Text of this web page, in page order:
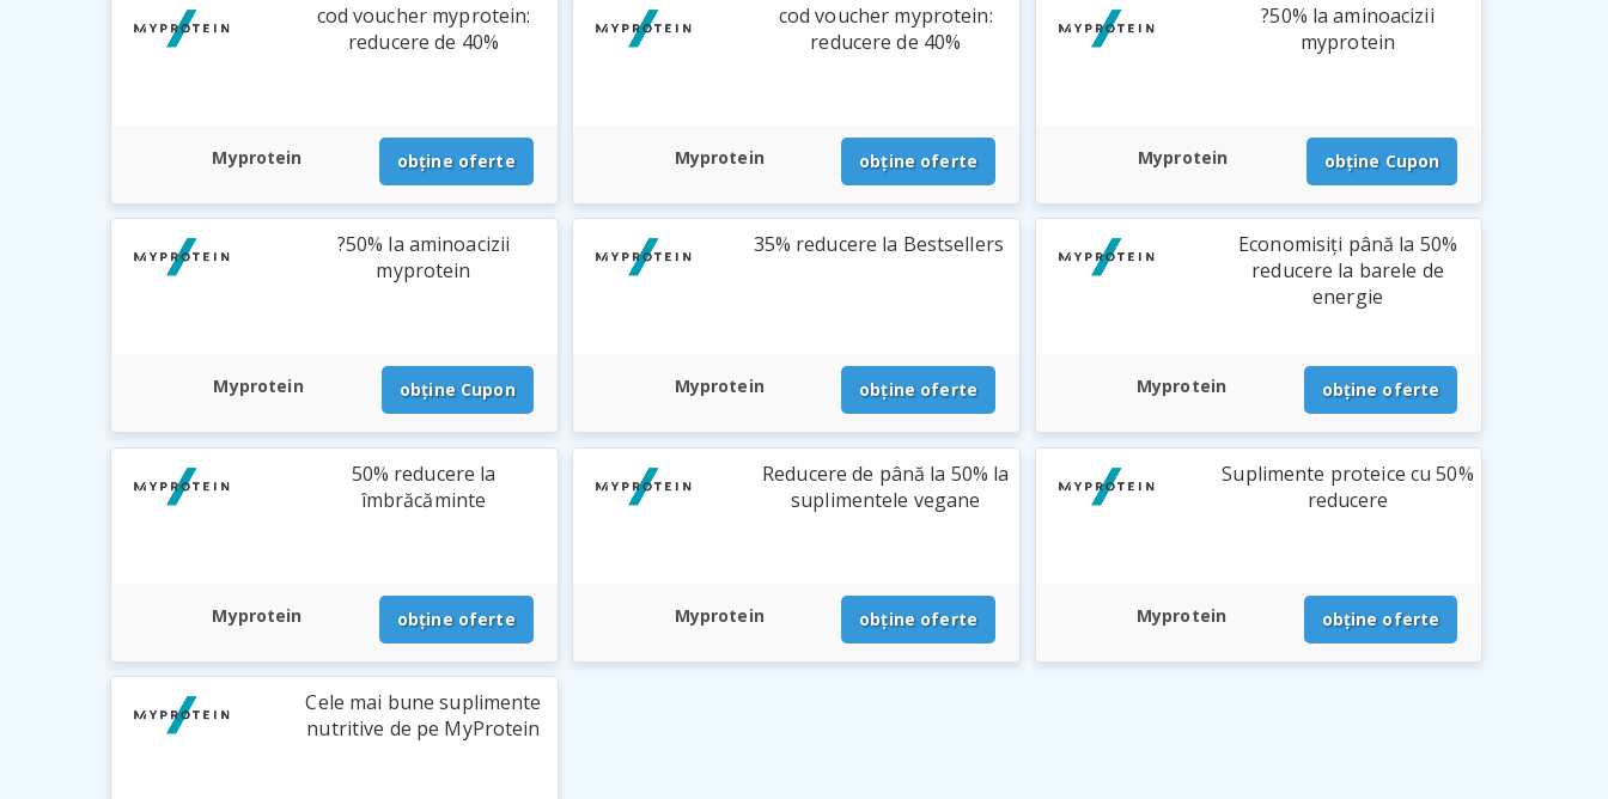
cod voucher myprotein:
reducere de 40%
Myprotein obține oferte
cod voucher myprotein:
reducere de 40%
Myprotein obține oferte
?50% la aminoacizii
myprotein
Myprotein obține Cupon
?50% la aminoacizii
myprotein
Myprotein obține Cupon
35% reducere la Bestsellers
Myprotein obține oferte
Economisiți până la 50%
reducere la barele de
energie
Myprotein obține oferte
50% reducere la
îmbrăcăminte
Myprotein obține oferte
Reducere de până la 50% la
suplimentele vegane
Myprotein obține oferte
Suplimente proteice cu 50%
reducere
Myprotein obține oferte
Cele mai bune suplimente
nutritive de pe MyProtein